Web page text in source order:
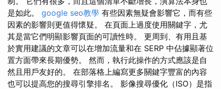
是如此。 google seo教學 有些因素無疑會影響它，而有些
因素的影響則更值得懷疑。 在頁面上過度使用關鍵字，尤
其是當它們明顯影響頁面的可讀性時。 更周到、有用且基
於實用建議的文章可以在增加流量和在 SERP 中佔據顯著位
置方面帶來長期優勢。 然而，執行此操作的方式應該是自
然且用戶友好的。 在部落格上編寫更多關鍵字豐富的內容
也可以提高您的搜尋引擎排名。 影像搜尋優化（ISO）是指